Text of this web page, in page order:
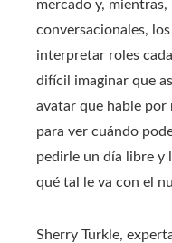
mercado y,
conversacionales, los
interpretar roles
difícil imaginar que
avatar que hable
para ver cuándo
pedirle un día libre y
qué tal le va con el
Sherry Turkle,